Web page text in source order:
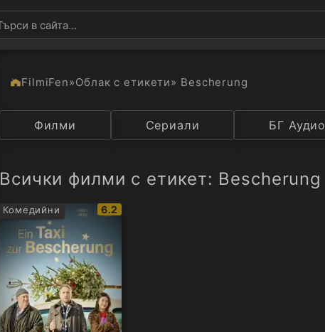
FilmiFen»Облак с етикети» Bescherung
Категория Държава
Филми Сериали БГ Аудио
Всички филми с етикет: Bescherung
Комедийни
IMDb
6.2